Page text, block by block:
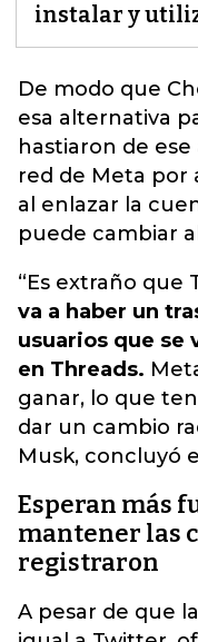
instalar y
De modo que
esa alternativa
hastiaron de
red de Meta por
al enlazar la
puede cambiar
“Es extraño que
va a haber un
usuarios que se
en Threads.
ganar, lo que
dar un cambio
Musk, concluyó
Esperan más
mantener las
registraron
A pesar de que